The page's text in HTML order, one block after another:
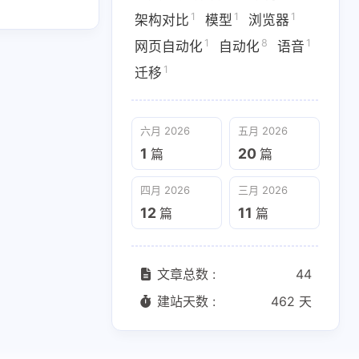
11 篇
架构对比 1 模型 1 浏览器 1
网页自动化 1 自动化 8 语音 1
迁移 1
六月 2026
1 篇
五月 2026
20 篇
四月 2026
12 篇
三月 2026
11 篇
文章总数 :
44
建站天数 :
462 天